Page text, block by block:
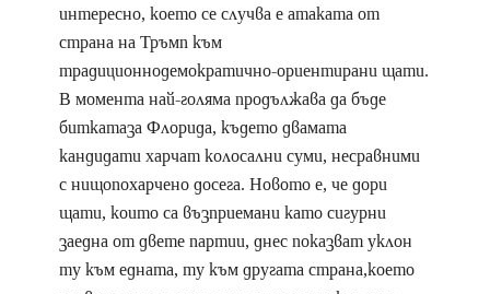
интересно, което се случва е атаката от
страна на Тръмп към
традиционнодемократично-ориентирани щати.
В момента най-голяма продължава да бъде
биткатаза Флорида, където двамата
кандидати харчат колосални суми, несравними
с нищопохарчено досега. Новото е, че дори
щати, които са възприемани като сигурни
заедна от двете партии, днес показват уклон
ту към едната, ту към другата страна,което